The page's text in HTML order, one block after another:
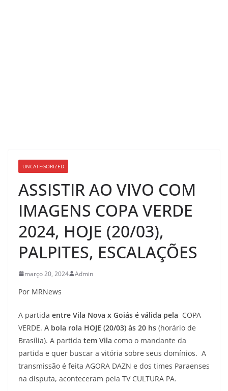
UNCATEGORIZED
ASSISTIR AO VIVO COM
IMAGENS COPA VERDE
2024, HOJE (20/03),
PALPITES, ESCALAÇÕES
março 20, 2024 Admin
Por MRNews
A partida entre Vila Nova x Goiás é válida pela COPA
VERDE. A bola rola HOJE (20/03) às 20 hs (horário de
Brasília). A partida tem Vila como o mandante da
partida e quer buscar a vitória sobre seus domínios. A
transmissão é feita AGORA DAZN e dos times Paraenses
na disputa, aconteceram pela TV CULTURA PA.